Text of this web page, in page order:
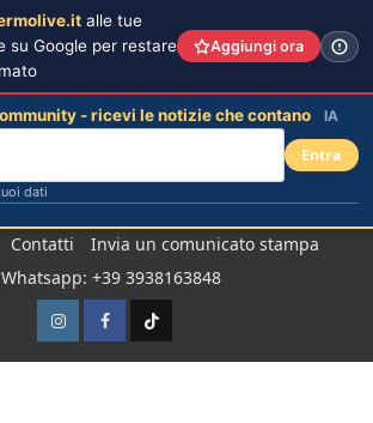
Contatti
Invia un comunicato stampa
Whatsapp: +39 3938163848
InstagramFacebook
TikTok
alle tue
su Google per restare
Aggiungi ora
- ricevi le notizie che contano IA
Entra
dati